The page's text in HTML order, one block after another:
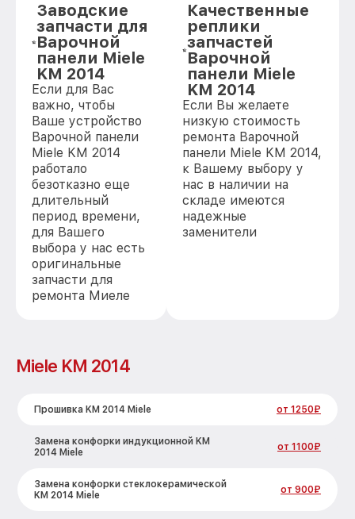
Заводские
запчасти для
Варочной
панели Miele
KM 2014
Если для Вас
важно, чтобы
Ваше устройство
Варочной панели
Miele KM 2014
работало
безотказно еще
длительный
период времени,
для Вашего
выбора у нас есть
оригинальные
запчасти для
ремонта Миеле
Качественные
реплики
запчастей
Варочной
панели Miele
KM 2014
Если Вы желаете
низкую стоимость
ремонта Варочной
панели Miele KM 2014,
к Вашему выбору у
нас в наличии на
складе имеются
надежные
заменители
Miele KM 2014
Прошивка KM 2014 Miele от 1250₽
Замена конфорки индукционной KM
2014 Miele
от 1100₽
Замена конфорки стеклокерамической
KM 2014 Miele
от 900₽